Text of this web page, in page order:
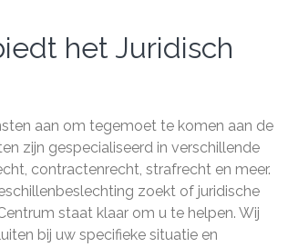
het Juridisch
aan om tegemoet te komen aan de
zijn gespecialiseerd in verschillende
contractenrecht, strafrecht en meer.
zoekt of juridische
staat klaar om u te helpen. Wij
bij uw specifieke situatie en